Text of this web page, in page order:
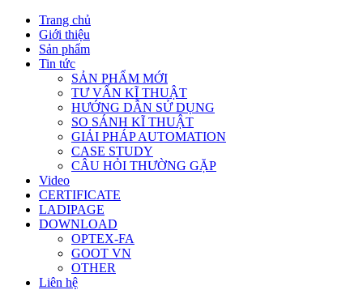
Trang chủ
Giới thiệu
Sản phẩm
Tin tức
SẢN PHẨM MỚI
TƯ VẤN KĨ THUẬT
HƯỚNG DẪN SỬ DỤNG
SO SÁNH KĨ THUẬT
GIẢI PHÁP AUTOMATION
CASE STUDY
CÂU HỎI THƯỜNG GẶP
Video
CERTIFICATE
LADIPAGE
DOWNLOAD
OPTEX-FA
GOOT VN
OTHER
Liên hệ